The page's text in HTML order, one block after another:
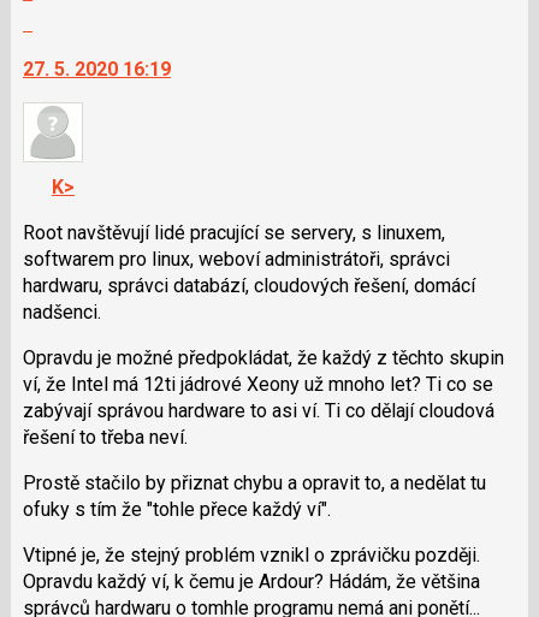
předchozí
nový
názor
další
nový
názor.
navigaci
lze
použít
i
klávesy
N
následující
a
P
pro
nový
názor
27. 5. 2020 16:19
K>
Root navštěvují lidé pracující se servery, s linuxem,
softwarem pro linux, weboví administrátoři, správci
hardwaru, správci databází, cloudových řešení, domácí
nadšenci.
Opravdu je možné předpokládat, že každý z těchto skupin
ví, že Intel má 12ti jádrové Xeony už mnoho let? Ti co se
zabývají správou hardware to asi ví. Ti co dělají cloudová
řešení to třeba neví.
Prostě stačilo by přiznat chybu a opravit to, a nedělat tu
ofuky s tím že "tohle přece každý ví".
Vtipné je, že stejný problém vznikl o zprávičku později.
Opravdu každý ví, k čemu je Ardour? Hádám, že většina
správců hardwaru o tomhle programu nemá ani ponětí...